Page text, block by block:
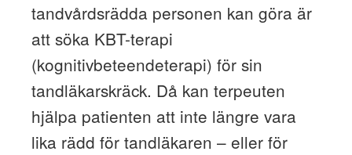
tandvårdsrädda personen kan göra är
att söka KBT-terapi
(kognitivbeteendeterapi) för sin
tandläkarskräck. Då kan terpeuten
hjälpa patienten att inte längre vara
lika rädd för tandläkaren – eller för